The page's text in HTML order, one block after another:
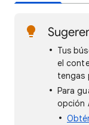
Tus
el
tengas
Para
opción